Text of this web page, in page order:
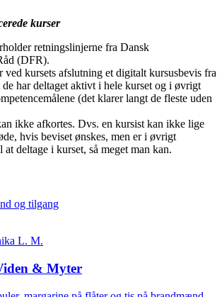
kurser
retningslinjerne fra Dansk
(DFR).
ved kursets afslutning et digitalt kursusbevis fra
har deltaget aktivt i hele kurset og i øvrigt
(det klarer langt de fleste uden
ikke afkortes. Dvs. en kursist kan ikke lige
hvis beviset ønskes, men er i øvrigt
deltage i kurset, så meget man kan.
og tilgang
L. M.
& Myter